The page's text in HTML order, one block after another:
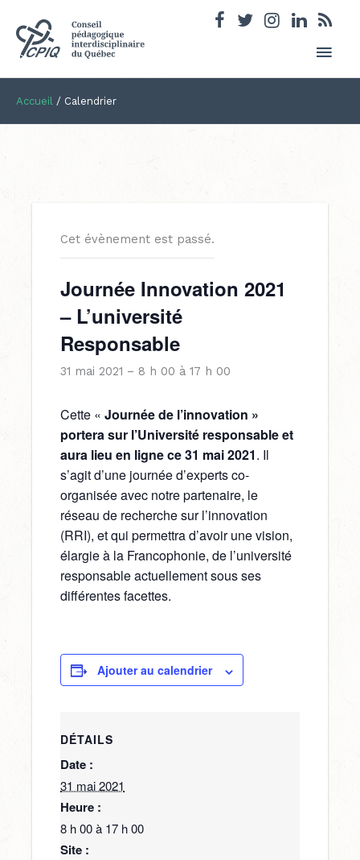
Accueil / Calendrier
Cet évènement est passé.
Journée Innovation 2021
– L’université
Responsable
31 mai 2021 – 8 h 00 à 17 h 00
Cette « Journée de l’innovation »
portera sur l’Université responsable et
aura lieu en ligne ce 31 mai 2021. Il
s’agit d’une journée d’experts co-
organisée avec notre partenaire, le
réseau de recherche sur l’innovation
(RRI), et qui permettra d’avoir une vision,
élargie à la Francophonie, de l’université
responsable actuellement sous ses
différentes facettes.
Ajouter au calendrier
DÉTAILS
Date :
31 mai 2021
Heure :
8 h 00 à 17 h 00
Site :